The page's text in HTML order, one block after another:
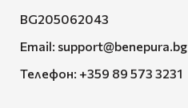
BG205062043
Email: support@benepura.bg
Телефон: +359 89 573 3231